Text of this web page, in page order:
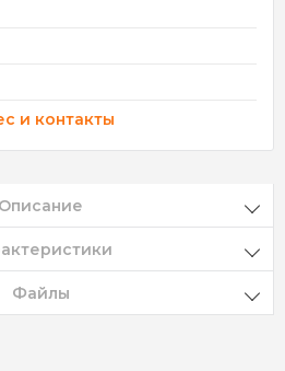
и контакты
Описание
Файлы